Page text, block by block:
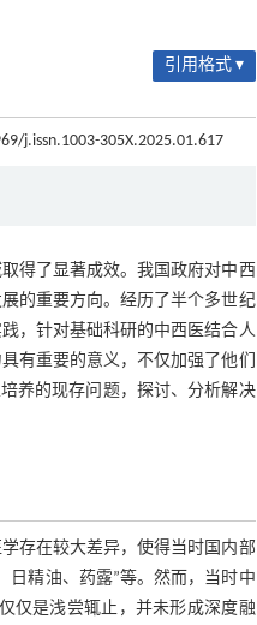
引用格式 ▾
j.issn.1003-305X.2025.01.617
得了显著成效。我国政府对中西
的重要方向。经历了半个多世纪
，针对基础科研的中西医结合人
有重要的意义，不仅加强了他们
养的现存问题，探讨、分析解决
存在较大差异，使得当时国内部
日精油、药露”等。然而，当时中
仅是浅尝辄止，并未形成深度融